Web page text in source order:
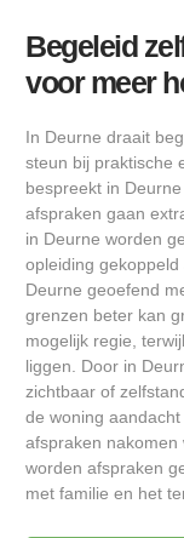
Begeleid
voor meer
In Deurne draait
steun bij praktische
bespreekt in
afspraken gaan
in Deurne worden
opleiding
Deurne geoefend
grenzen beter kan
mogelijk regie,
liggen. Door in
zichtbaar of
de woning
afspraken nakomen
worden afspraken
met familie en het